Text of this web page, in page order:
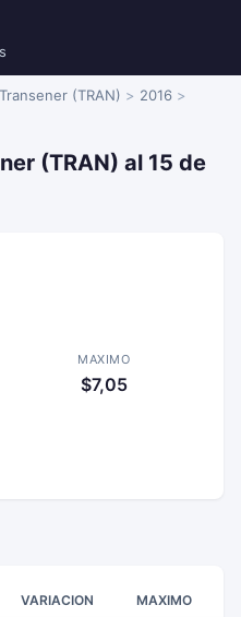
Transener (TRAN)
2016
(TRAN) al 15 de
MAXIMO
$7,05
VARIACION MAXIMO